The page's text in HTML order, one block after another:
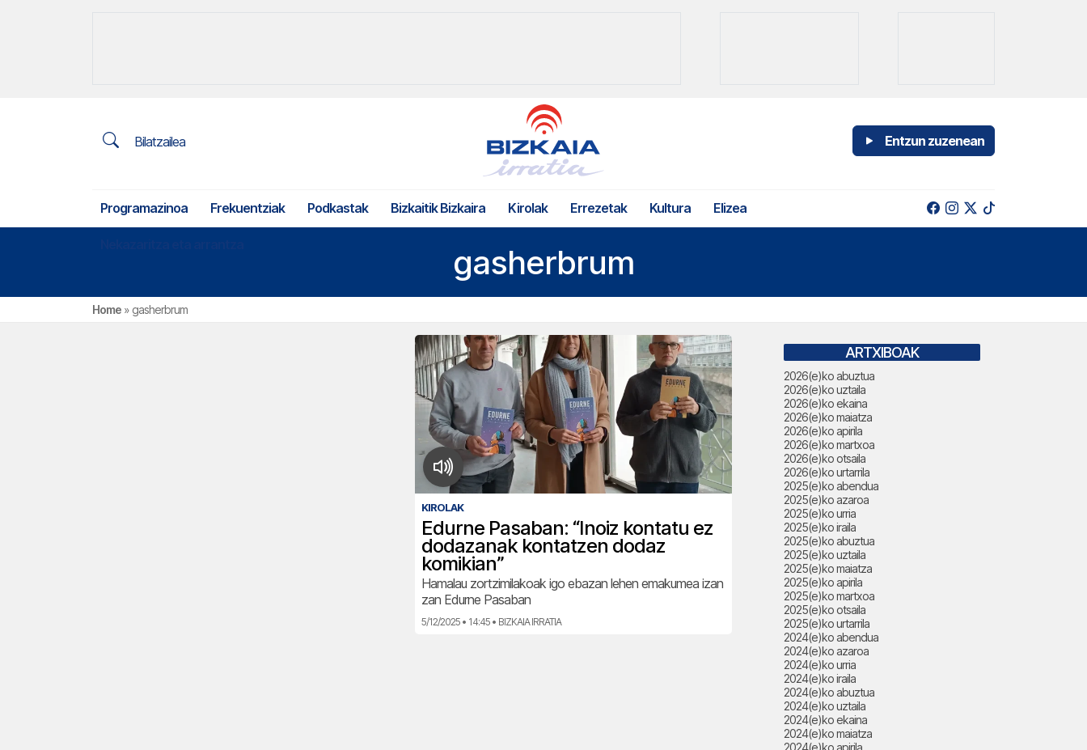
Bilatzailea Entzun zuzenean
Programazinoa Frekuentziak Podkastak Bizkaitik Bizkaira Kirolak Errezetak Kultura Elizea
gasherbrum
Home » gasherbrum
KIROLAK
Edurne Pasaban: “Inoiz kontatu ez
dodazanak kontatzen dodaz
komikian”
Hamalau zortzimilakoak igo ebazan lehen emakumea izan
zan Edurne Pasaban
5/12/2025 • 14:45 • BIZKAIA IRRATIA
ARTXIBOAK
2026(e)ko abuztua
2026(e)ko uztaila
2026(e)ko ekaina
2026(e)ko maiatza
2026(e)ko apirila
2026(e)ko martxoa
2026(e)ko otsaila
2026(e)ko urtarrila
2025(e)ko abendua
2025(e)ko azaroa
2025(e)ko urria
2025(e)ko iraila
2025(e)ko abuztua
2025(e)ko uztaila
2025(e)ko maiatza
2025(e)ko apirila
2025(e)ko martxoa
2025(e)ko otsaila
2025(e)ko urtarrila
2024(e)ko abendua
2024(e)ko azaroa
2024(e)ko urria
2024(e)ko iraila
2024(e)ko abuztua
2024(e)ko uztaila
2024(e)ko ekaina
2024(e)ko maiatza